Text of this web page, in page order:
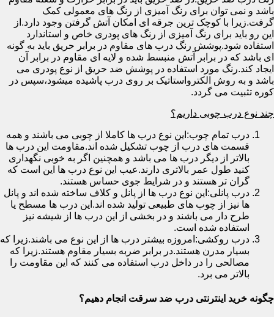
باشد و نمی توان برای رنگ آمیزی از رنگ های معمولی کمک
گرفت.زیرا با کوچک ترین جرقه ای امکان آتش گرفتن وجود دارد.از
این رو باید برای رنگ آمیزی از رنگ های پودری خاص و استاندارد
استفاده شود.پوشش رنگ درب های مقاوم در برابر حریق باید به گونه
ای باشد که در برابر آتش منبسط شده و لایه ای مقاوم در برابر آن
ایجاد کند.رنگ مورد استفاده در پوشش ضد حریق از نوع پودری می
باشد و به روش الکترواستاتیک بر روی درب پاشیده میشود،سپس در
کوره تثبیت می گردد.
چند نوع درب چوبی داریم؟
درب تمام چوب:این نوع درب ها کاملا از چوبی می باشند و همه
قسمت های درب از چوب تشکیل شده اند.مقاومت این درب ها
بالاتر از دیگر درب ها می باشد و همچنین اگر به خوبی نگهداری
کنید طول عمر بالاتری دارند.عیب این نوع درب ها این است که
گران تر هستند و در شرایط جوی حساس هستند.
درب پانلی:این نوع درب ها از پانل و کلاف ساخته شده اند و پانل
ها نیز از چوب های طبیعی تولید شده اند.این درب ها مسطح یا
طرح دار می باشند و در بخشی از این درب ها از شیشه نیز
استفاده شده است.
درب روکشی:امروزه بیشتر درب ها از این نوع می باشند.زیرا که
بسیار مدرن هستند.در برابر ضربه بسیار مقاوم هستند.زیرا که
مصالحی را در داخل درب استفاده می کنند که این مقاومت را
بالاتر می برد.
چگونه خرید اینترنتی درب ضد سرقت انجام دهیم؟